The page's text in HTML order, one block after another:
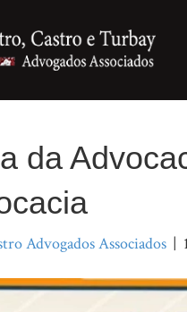
da
Advogados Associados |